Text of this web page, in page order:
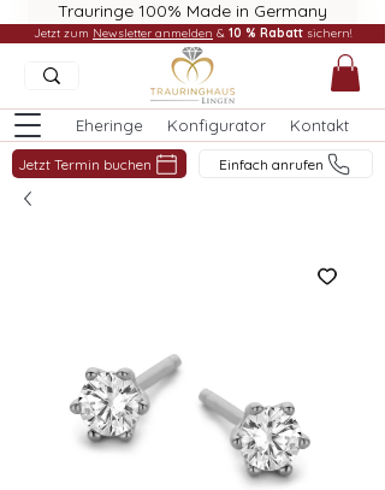
Trauringe 100% Made in Germany
Eheringe Konfigurator Kontakt
Jetzt Termin buchen Einfach anrufen
Jetzt zum Newsletter anmelden & 10 % Rabatt sichern!